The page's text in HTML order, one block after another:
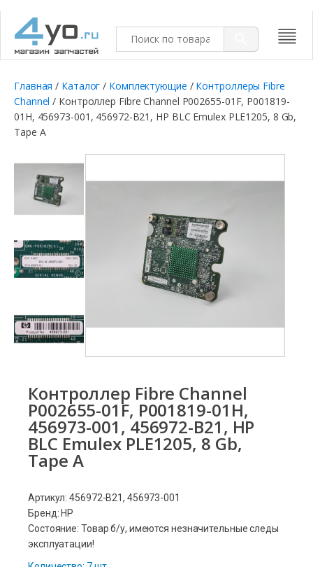
Главная / Каталог / Комплектующие / Контроллеры Fibre
Channel / Контроллер Fibre Channel P002655-01F, P001819-
01H, 456973-001, 456972-B21, HP BLC Emulex PLE1205, 8 Gb,
Tape A
Контроллер Fibre Channel
P002655-01F, P001819-01H,
456973-001, 456972-B21, HP
BLC Emulex PLE1205, 8 Gb,
Tape A
Артикул: 456972-B21, 456973-001
Бренд: HP
Состояние: Товар б/у, имеются незначительные следы
эксплуатации!